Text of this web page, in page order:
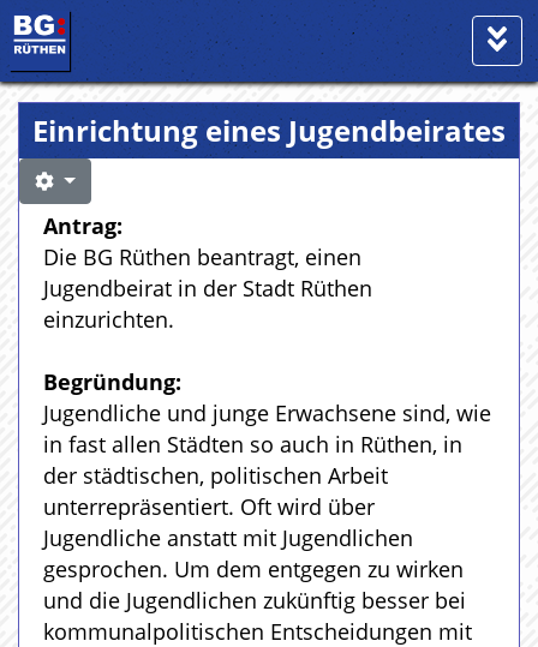
Einrichtung eines Jugendbeirates
Antrag:
Die BG Rüthen beantragt, einen
Jugendbeirat in der Stadt Rüthen
einzurichten.
Begründung:
Jugendliche und junge Erwachsene sind, wie
in fast allen Städten so auch in Rüthen, in
der städtischen, politischen Arbeit
unterrepräsentiert. Oft wird über
Jugendliche anstatt mit Jugendlichen
gesprochen. Um dem entgegen zu wirken
und die Jugendlichen zukünftig besser bei
kommunalpolitischen Entscheidungen mit